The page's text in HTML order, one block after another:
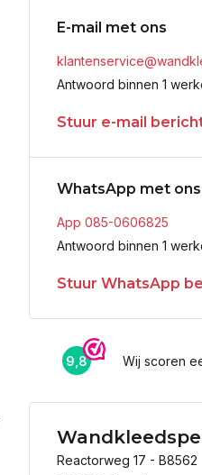
E-mail met ons
Antwoord binnen 1
Stuur e-mail
WhatsApp met ons
App 085-0606825
Antwoord binnen 1
Stuur WhatsApp
9,8 Wij scoren
Reactorweg 17 - B8562